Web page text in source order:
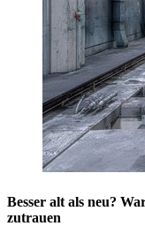
Besser alt als neu?
zutrauen